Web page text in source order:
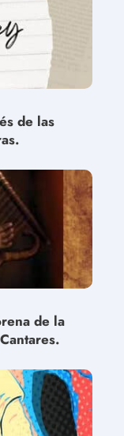
de las
de la